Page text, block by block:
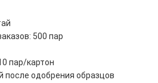
500 пар
пар/картон
после одобрения образцов